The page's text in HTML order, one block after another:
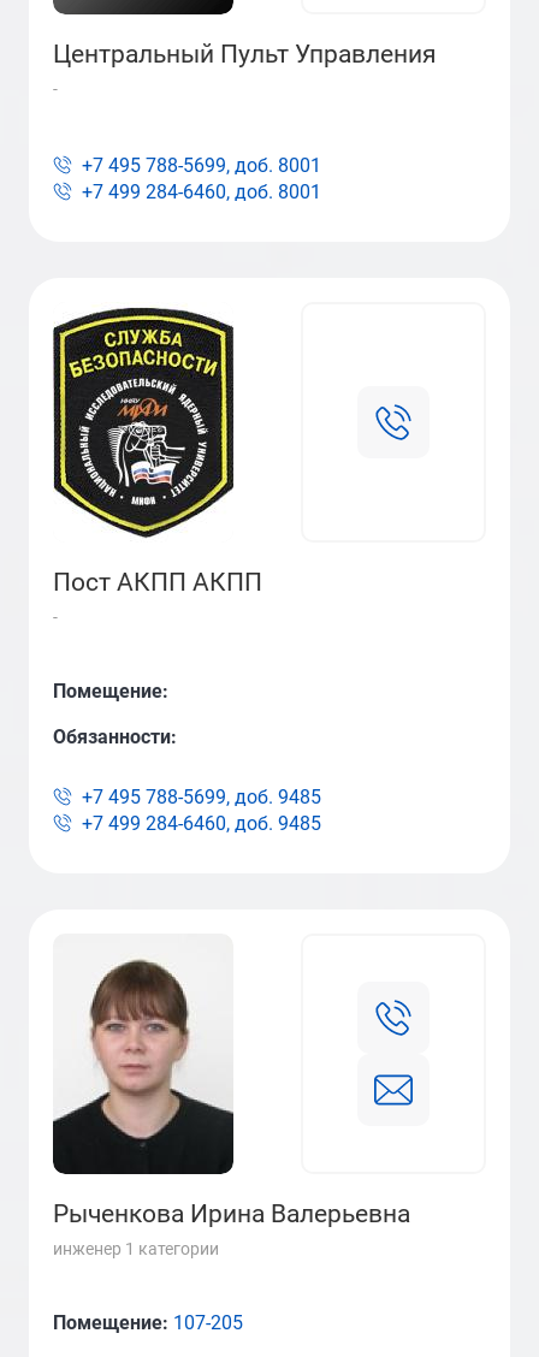
Центральный Пульт Управления
-
+7 495 788-5699, доб. 8001
+7 499 284-6460, доб. 8001
Пост АКПП АКПП
-
Помещение:
Обязанности:
+7 495 788-5699, доб. 9485
+7 499 284-6460, доб. 9485
Рыченкова Ирина Валерьевна
инженер 1 категории
Помещение: 107-205